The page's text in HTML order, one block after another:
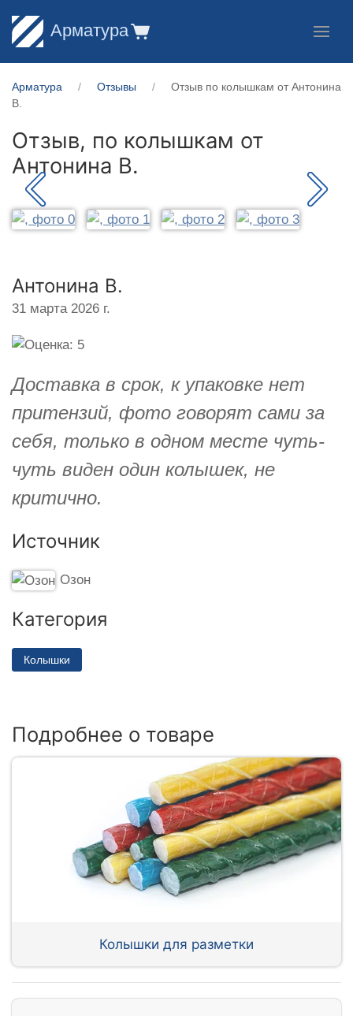
Арматура
Арматура Отзывы
Отзыв по колышкам от Антонина
В.
Отзыв, по колышкам от
Антонина В.
Антонина В.
31 марта 2026 г.
Доставка в срок, к упаковке нет
притензий, фото говорят сами за
себя, только в одном месте чуть-
чуть виден один колышек, не
критично.
Источник
Озон
Категория
Колышки
Подробнее о товаре
Колышки для разметки